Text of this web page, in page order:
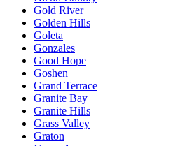
Gold River
Golden Hills
Goleta
Gonzales
Good Hope
Goshen
Grand Terrace
Granite Bay
Granite Hills
Grass Valley
Graton